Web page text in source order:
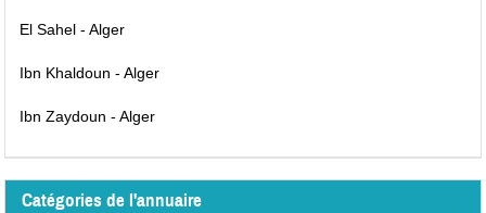
El Sahel - Alger
Ibn Khaldoun - Alger
Ibn Zaydoun - Alger
Catégories de l'annuaire